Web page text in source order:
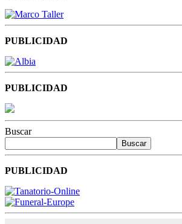
PUBLICIDAD
PUBLICIDAD
Buscar
Buscar
PUBLICIDAD